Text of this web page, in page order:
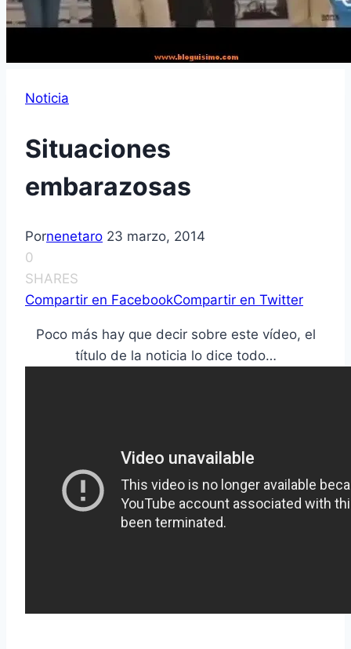
Noticia
Situaciones
embarazosas
Pornenetaro 23 marzo, 2014
0
SHARES
Compartir en FacebookCompartir en Twitter
Poco más hay que decir sobre este vídeo, el
título de la noticia lo dice todo…